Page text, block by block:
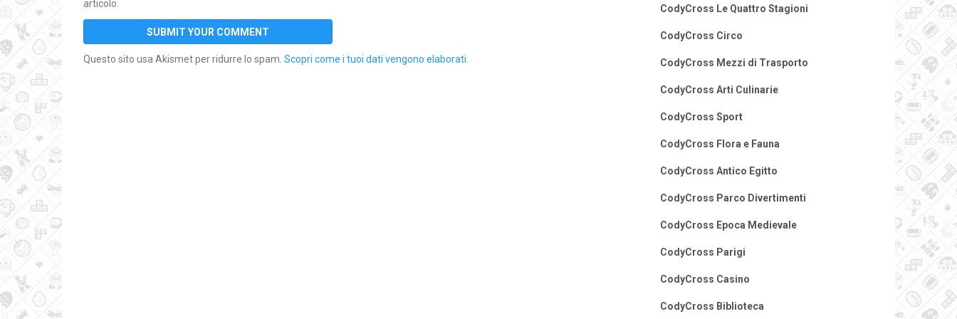
articolo.
Questo sito usa Akismet per ridurre lo spam. Scopri come i tuoi dati vengono elaborati
CodyCross Le Quattro Stagioni
CodyCross Circo
CodyCross Mezzi di Trasporto
CodyCross Arti Culinarie
CodyCross Sport
CodyCross Flora e Fauna
CodyCross Antico Egitto
CodyCross Parco Divertimenti
CodyCross Epoca Medievale
CodyCross Parigi
CodyCross Casino
CodyCross Biblioteca